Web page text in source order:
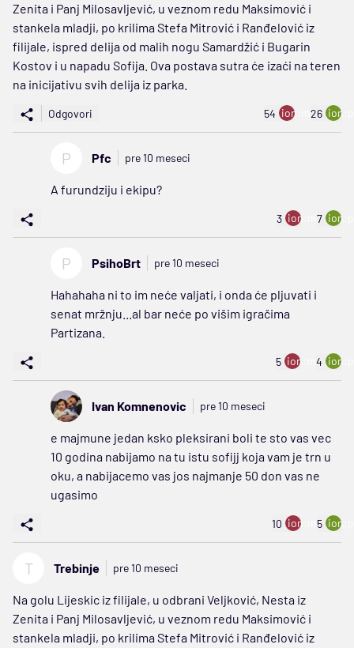
Zenita i Panj Milosavljević, u veznom redu Maksimović i
stankela mladji, po krilima Stefa Mitrović i Ranđelović iz
filijale, ispred delija od malih nogu Samardžić i Bugarin
Kostov i u napadu Sofija. Ova postava sutra će izaći na teren
na inicijativu svih delija iz parka.
Odgovori 54 ion:minus
26
P Pfc pre 10 meseci
A furundziju i ekipu?
3 ion:minus
7
P PsihoBrt pre 10 meseci
Hahahaha ni to im neće valjati, i onda će pljuvati i
senat mržnju...al bar neće po višim igračima
Partizana.
5 ion:minus
4
Ivan Komnenovic pre 10 meseci
e majmune jedan ksko pleksirani boli te sto vas vec
10 godina nabijamo na tu istu sofijj koja vam je trn u
oku, a nabijacemo vas jos najmanje 50 don vas ne
ugasimo
10 ion:minus
5
T Trebinje pre 10 meseci
Na golu Lijeskic iz filijale, u odbrani Veljković, Nesta iz
Zenita i Panj Milosavljević, u veznom redu Maksimović i
stankela mladji, po krilima Stefa Mitrović i Ranđelović iz